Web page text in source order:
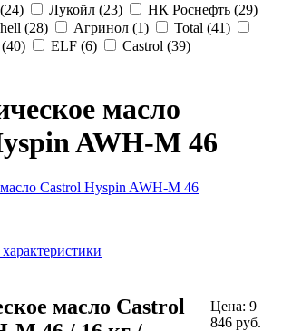
Лукойл (23)
НК Роснефть (29)
(28) Агринол (1)
Total (41)
ELF (6) Castrol (39)
масло
AWH-M 46
масло Castrol
Цена: 9
846 руб.